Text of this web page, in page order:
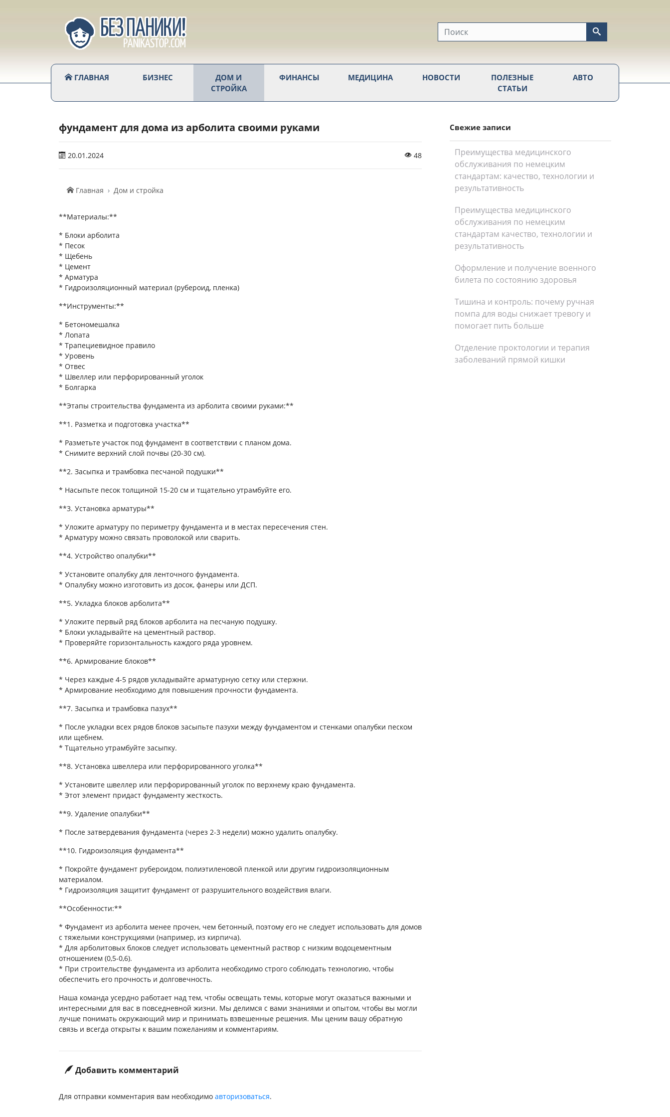
ГЛАВНАЯ БИЗНЕС
ДОМ И
СТРОЙКА
ФИНАНСЫ МЕДИЦИНА НОВОСТИ
ПОЛЕЗНЫЕ
СТАТЬИ
АВТО
фундамент для дома из арболита своими руками
20.01.2024 48
Главная Дом и стройка
**Материалы:**
* Блоки арболита
* Песок
* Щебень
* Цемент
* Арматура
* Гидроизоляционный материал (рубероид, пленка)
**Инструменты:**
* Бетономешалка
* Лопата
* Трапециевидное правило
* Уровень
* Отвес
* Швеллер или перфорированный уголок
* Болгарка
**Этапы строительства фундамента из арболита своими руками:**
**1. Разметка и подготовка участка**
* Разметьте участок под фундамент в соответствии с планом дома.
* Снимите верхний слой почвы (20-30 см).
**2. Засыпка и трамбовка песчаной подушки**
* Насыпьте песок толщиной 15-20 см и тщательно утрамбуйте его.
**3. Установка арматуры**
* Уложите арматуру по периметру фундамента и в местах пересечения стен.
* Арматуру можно связать проволокой или сварить.
**4. Устройство опалубки**
* Установите опалубку для ленточного фундамента.
* Опалубку можно изготовить из досок, фанеры или ДСП.
**5. Укладка блоков арболита**
* Уложите первый ряд блоков арболита на песчаную подушку.
* Блоки укладывайте на цементный раствор.
* Проверяйте горизонтальность каждого ряда уровнем.
**6. Армирование блоков**
* Через каждые 4-5 рядов укладывайте арматурную сетку или стержни.
* Армирование необходимо для повышения прочности фундамента.
**7. Засыпка и трамбовка пазух**
* После укладки всех рядов блоков засыпьте пазухи между фундаментом и стенками опалубки песком
или щебнем.
* Тщательно утрамбуйте засыпку.
**8. Установка швеллера или перфорированного уголка**
* Установите швеллер или перфорированный уголок по верхнему краю фундамента.
* Этот элемент придаст фундаменту жесткость.
**9. Удаление опалубки**
* После затвердевания фундамента (через 2-3 недели) можно удалить опалубку.
**10. Гидроизоляция фундамента**
* Покройте фундамент рубероидом, полиэтиленовой пленкой или другим гидроизоляционным
материалом.
* Гидроизоляция защитит фундамент от разрушительного воздействия влаги.
**Особенности:**
* Фундамент из арболита менее прочен, чем бетонный, поэтому его не следует использовать для домов
с тяжелыми конструкциями (например, из кирпича).
* Для арболитовых блоков следует использовать цементный раствор с низким водоцементным
отношением (0,5-0,6).
* При строительстве фундамента из арболита необходимо строго соблюдать технологию, чтобы
обеспечить его прочность и долговечность.
Наша команда усердно работает над тем, чтобы освещать темы, которые могут оказаться важными и
интересными для вас в повседневной жизни. Мы делимся с вами знаниями и опытом, чтобы вы могли
лучше понимать окружающий мир и принимать взвешенные решения. Мы ценим вашу обратную
связь и всегда открыты к вашим пожеланиям и комментариям.
Добавить комментарий
Для отправки комментария вам необходимо авторизоваться.
Свежие записи
Преимущества медицинского
обслуживания по немецким
стандартам: качество, технологии и
результативность
Преимущества медицинского
обслуживания по немецким
стандартам качество, технологии и
результативность
Оформление и получение военного
билета по состоянию здоровья
Тишина и контроль: почему ручная
помпа для воды снижает тревогу и
помогает пить больше
Отделение проктологии и терапия
заболеваний прямой кишки